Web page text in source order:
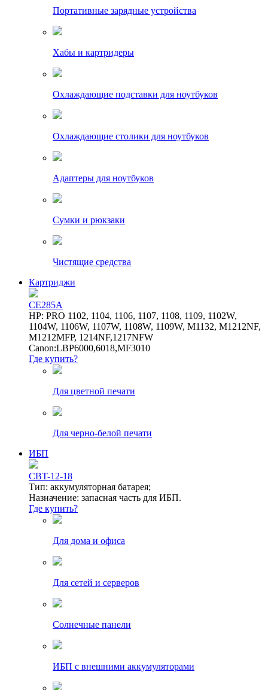
Портативные зарядные устройства
Хабы и картридеры
Охлаждающие подставки для ноутбуков
Охлаждающие столики для ноутбуков
Адаптеры для ноутбуков
Сумки и рюкзаки
Чистящие средства
Картриджи
CE285A
HP: PRO 1102, 1104, 1106, 1107, 1108, 1109, 1102W,
1104W, 1106W, 1107W, 1108W, 1109W, M1132, M1212NF,
M1212MFP, 1214NF,1217NFW
Canon:LBP6000,6018,MF3010
Где купить?
Для цветной печати
Для черно-белой печати
ИБП
CBT-12-18
Тип: аккумуляторная батарея;
Назначение: запасная часть для ИБП.
Где купить?
Для дома и офиса
Для сетей и серверов
Солнечные панели
ИБП с внешними аккумуляторами